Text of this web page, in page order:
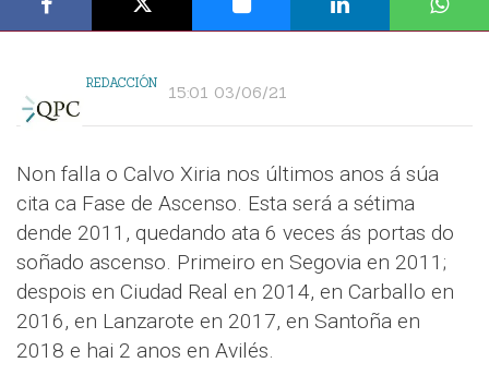
REDACCIÓN 15:01 03/06/21
Non falla o Calvo Xiria nos últimos anos á súa
cita ca Fase de Ascenso. Esta será a sétima
dende 2011, quedando ata 6 veces ás portas do
soñado ascenso. Primeiro en Segovia en 2011;
despois en Ciudad Real en 2014, en Carballo en
2016, en Lanzarote en 2017, en Santoña en
2018 e hai 2 anos en Avilés.